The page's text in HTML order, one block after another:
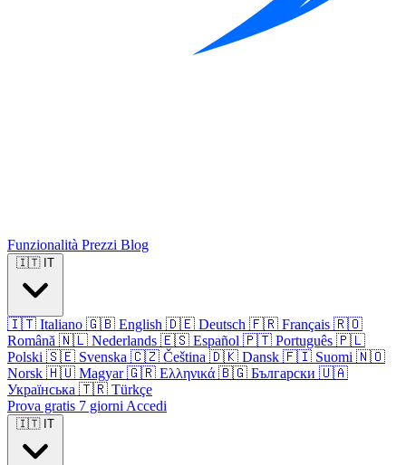
Funzionalità Prezzi Blog
🇮🇹 IT
🇮🇹 Italiano 🇬🇧 English 🇩🇪 Deutsch 🇫🇷 Français 🇷🇴
Română 🇳🇱 Nederlands 🇪🇸 Español 🇵🇹 Português 🇵🇱
Polski 🇸🇪 Svenska 🇨🇿 Čeština 🇩🇰 Dansk 🇫🇮 Suomi 🇳🇴
Norsk 🇭🇺 Magyar 🇬🇷 Ελληνικά 🇧🇬 Български 🇺🇦
Українська 🇹🇷 Türkçe
Prova gratis 7 giorni Accedi
🇮🇹 IT